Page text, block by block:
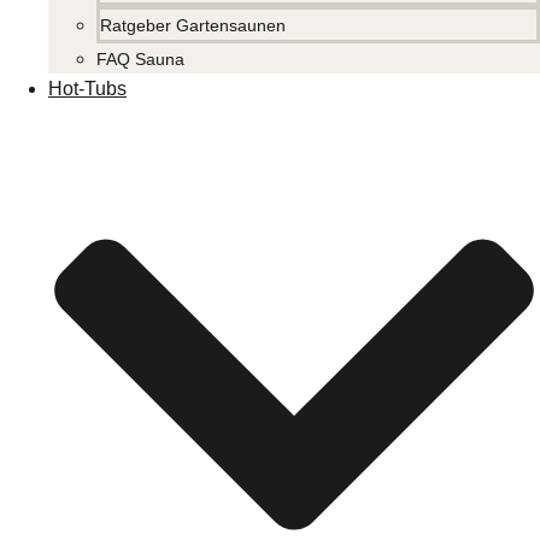
Ratgeber Gartensaunen
FAQ Sauna
Hot-Tubs